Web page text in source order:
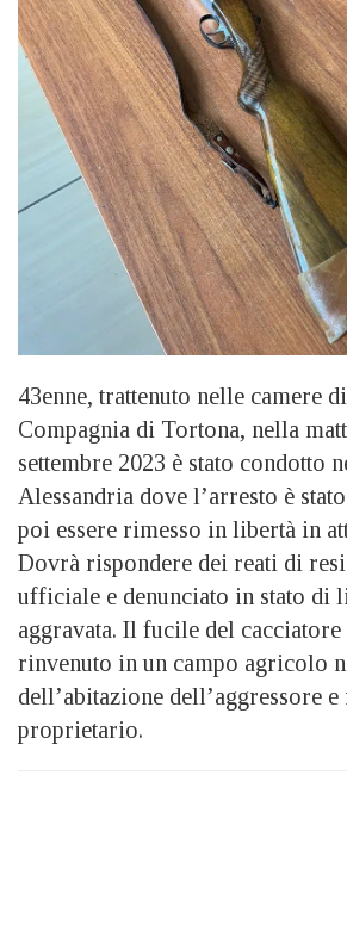
43enne, trattenuto nelle camere
Compagnia di Tortona, nella
settembre 2023 è stato condotto
Alessandria dove l’arresto è
poi essere rimesso in libertà in
Dovrà rispondere dei reati di
ufficiale e denunciato in stato di
aggravata. Il fucile del cacciatore
rinvenuto in un campo agricolo
dell’abitazione dell’aggressore
proprietario.